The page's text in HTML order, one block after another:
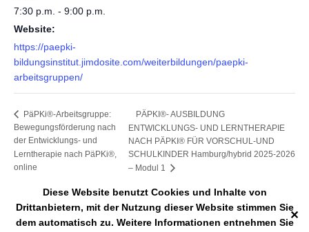
Diese Website benutzt Cookies und Inhalte von
Drittanbietern, mit der Nutzung dieser Website stimmen Sie
dem automatisch zu. Weitere Informationen entnehmen Sie
✕
7:30 p.m. - 9:00 p.m.
Website:
https://paepki-
bildungsinstitut.jimdosite.com/weiterbildungen/paepki-
arbeitsgruppen/
PäPKi®-Arbeitsgruppe:
Bewegungsförderung nach
der Entwicklungs- und
Lerntherapie nach PäPKi®,
online
PÄPKI®- AUSBILDUNG
ENTWICKLUNGS- UND LERNTHERAPIE
NACH PÄPKI® FÜR VORSCHUL-UND
SCHULKINDER Hamburg/hybrid 2025-2026
– Modul 1